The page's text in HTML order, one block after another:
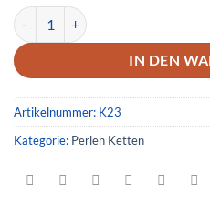
Handgemachte Perlenkette
IN DEN
Artikelnummer: K23
Kategorie: Perlen Ketten